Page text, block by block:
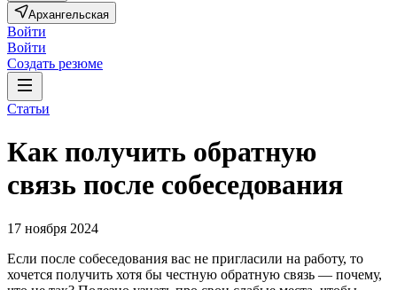
Архангельская
Войти
Войти
Создать резюме
Статьи
Как получить обратную
связь после собеседования
17 ноября 2024
Если после собеседования вас не пригласили на работу, то
хочется получить хотя бы честную обратную связь — почему,